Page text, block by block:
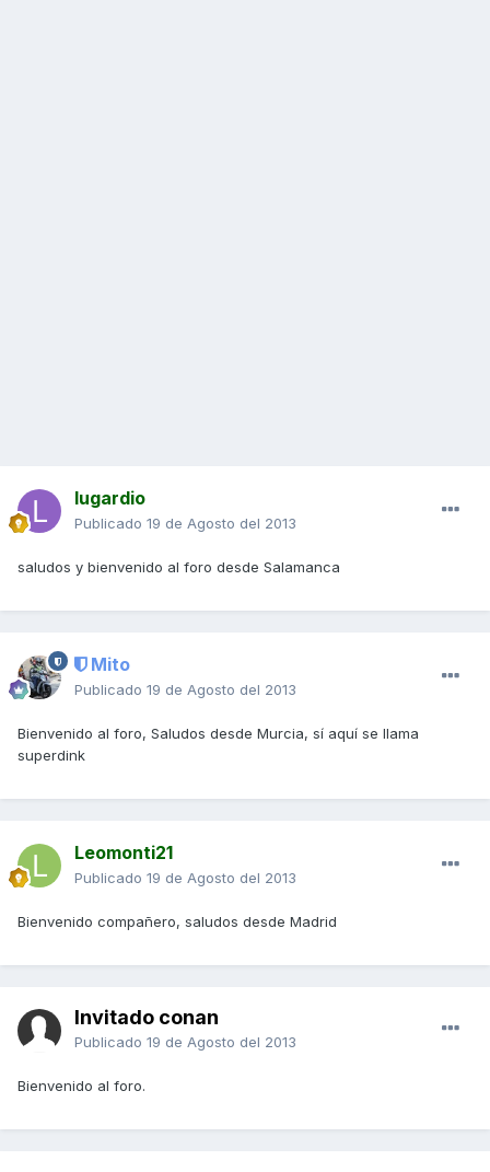
lugardio
Publicado 19 de Agosto del 2013
saludos y bienvenido al foro desde Salamanca
Mito
Publicado 19 de Agosto del 2013
Bienvenido al foro, Saludos desde Murcia, sí aquí se llama
superdink
Leomonti21
Publicado 19 de Agosto del 2013
Bienvenido compañero, saludos desde Madrid
Invitado conan
Publicado 19 de Agosto del 2013
Bienvenido al foro.